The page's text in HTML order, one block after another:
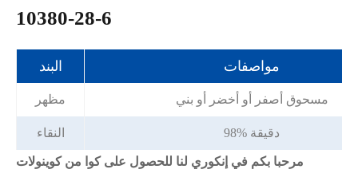
10380-28-6
البند مواصفات
مظهر مسحوق أصفر أو أخضر أو بني
النقاء 98% دقيقة
مرحبا بكم في إنكوري لنا للحصول على كوا من كوينولات